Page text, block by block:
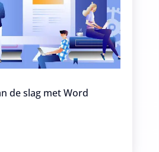
de slag met Word